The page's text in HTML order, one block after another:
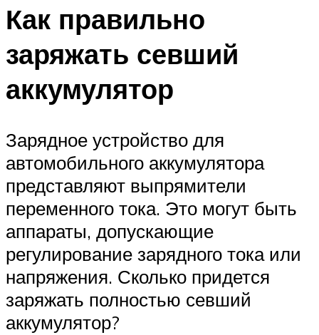
Как правильно
заряжать севший
аккумулятор
Зарядное устройство для
автомобильного аккумулятора
представляют выпрямители
переменного тока. Это могут быть
аппараты, допускающие
регулирование зарядного тока или
напряжения. Сколько придется
заряжать полностью севший
аккумулятор?